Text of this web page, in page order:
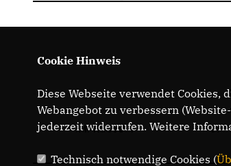
IMPRESSUM
Cookie Hinweis
Diese Webseite verwendet
Webangebot zu verbessern
jederzeit widerrufen. Weitere
Technisch notwendige Cookies (